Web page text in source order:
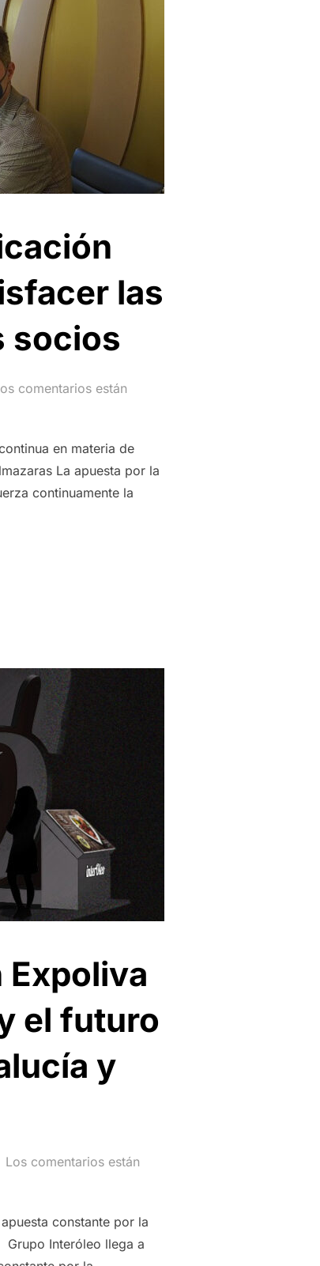
las
socios
comentarios están
en materia de
La apuesta por la
continuamente la
CUALIFICACIÓN PROFESIONAL DE SUS TÉCNICOS
Expoliva
el futuro
y
Los comentarios están
constante por la
Interóleo llega a